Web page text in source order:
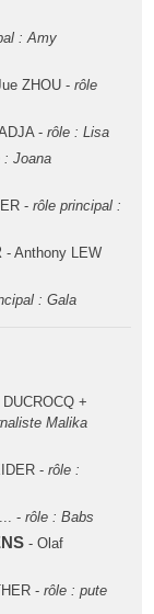
: Amy
ZHOU - rôle
- rôle : Lisa
: Joana
- rôle principal :
- Anthony LEW
: Gala
+
Malika
- rôle :
- rôle : Babs
- Olaf
- rôle : pute